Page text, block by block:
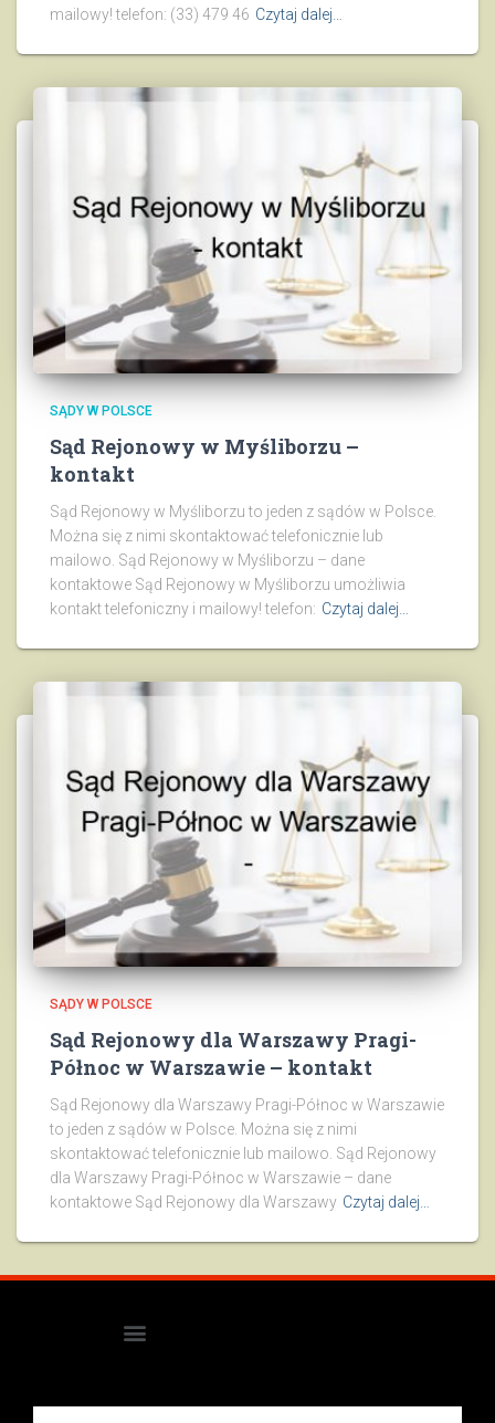
mailowy! telefon: (33) 479 46 Czytaj dalej…
SĄDY W POLSCE
Sąd Rejonowy w Myśliborzu –
kontakt
Sąd Rejonowy w Myśliborzu to jeden z sądów w Polsce.
Można się z nimi skontaktować telefonicznie lub
mailowo. Sąd Rejonowy w Myśliborzu – dane
kontaktowe Sąd Rejonowy w Myśliborzu umożliwia
kontakt telefoniczny i mailowy! telefon: Czytaj dalej…
SĄDY W POLSCE
Sąd Rejonowy dla Warszawy Pragi-
Północ w Warszawie – kontakt
Sąd Rejonowy dla Warszawy Pragi-Północ w Warszawie
to jeden z sądów w Polsce. Można się z nimi
skontaktować telefonicznie lub mailowo. Sąd Rejonowy
dla Warszawy Pragi-Północ w Warszawie – dane
kontaktowe Sąd Rejonowy dla Warszawy Czytaj dalej…